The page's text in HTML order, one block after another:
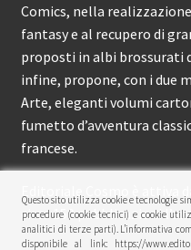
Comics, nella
fantasy e al recupero di
proposti in albi brossurati
infine, propone, con i due
Arte, eleganti volumi
fumetto d’avventura
francese.
Editoriale Cosmo è attiva
circa 150 pubblicazioni
Questo sito utilizza cookie e tecnologie
procedure (cookie tecnici) e cookie
analitici di terze parti). L’informativa
disponibile al link: https://